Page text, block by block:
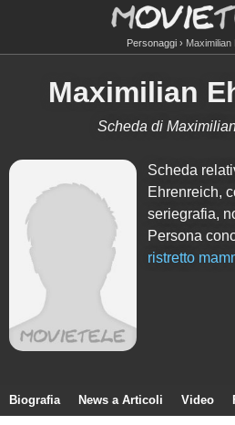
Personaggi Maximilian
Maximilian
Scheda di
Scheda
Ehrenreich,
seriegrafia,
Persona
ristretto
Biografia News a Articoli Video